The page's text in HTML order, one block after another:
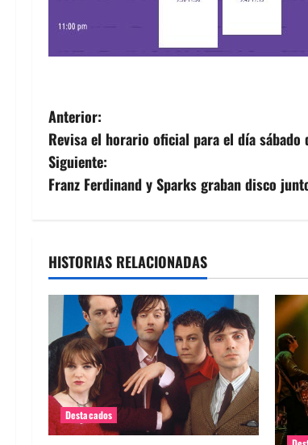
N
a
v
g
a
i
ó
n
Anterior:
Revisa el horario oficial para el día sábado
Siguiente:
Franz Ferdinand y Sparks graban disco
HISTORIAS RELACIONADAS
Destacados